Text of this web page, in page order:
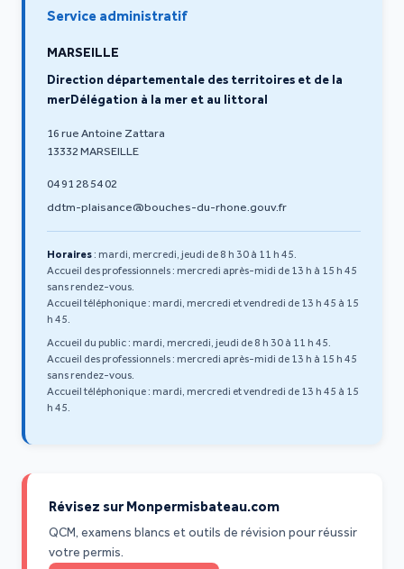
Service administratif
MARSEILLE
Direction départementale des territoires et de la
merDélégation à la mer et au littoral
16 rue Antoine Zattara
13332 MARSEILLE
04 91 28 54 02
ddtm-plaisance@bouches-du-rhone.gouv.fr
Horaires : mardi, mercredi, jeudi de 8 h 30 à 11 h 45.
Accueil des professionnels : mercredi après-midi de 13 h à 15 h 45
sans rendez-vous.
Accueil téléphonique : mardi, mercredi et vendredi de 13 h 45 à 15
h 45.
Accueil du public : mardi, mercredi, jeudi de 8 h 30 à 11 h 45.
Accueil des professionnels : mercredi après-midi de 13 h à 15 h 45
sans rendez-vous.
Accueil téléphonique : mardi, mercredi et vendredi de 13 h 45 à 15
h 45.
Révisez sur Monpermisbateau.com
QCM, examens blancs et outils de révision pour réussir
votre permis.